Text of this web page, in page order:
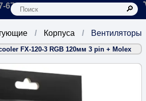
по телефону:
67-666
Вентиляторы
Корпуса
FX-120-3 RGB 120мм 3 pin + Molex